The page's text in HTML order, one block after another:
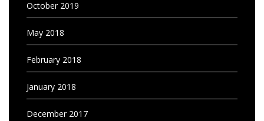
October 2019
May 2018
February 2018
January 2018
December 2017